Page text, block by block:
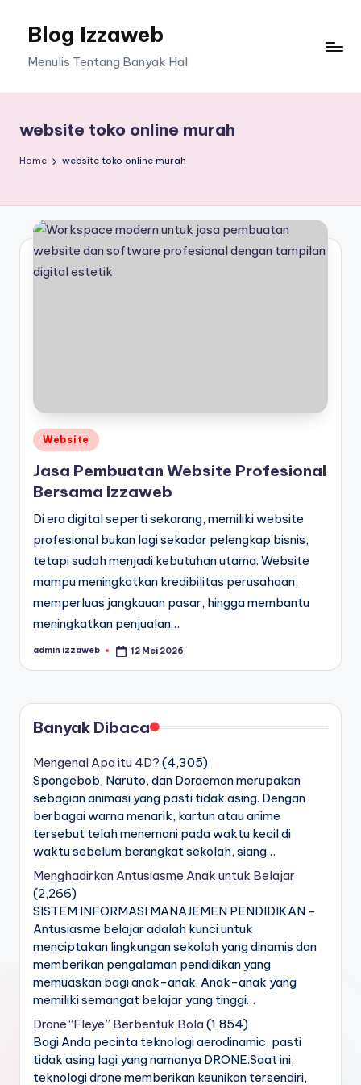
Blog Izzaweb
Menulis Tentang Banyak Hal
website toko online murah
Home website toko online murah
Posted
in
Website
Jasa Pembuatan Website Profesional
Bersama Izzaweb
Di era digital seperti sekarang, memiliki website
profesional bukan lagi sekadar pelengkap bisnis,
tetapi sudah menjadi kebutuhan utama. Website
mampu meningkatkan kredibilitas perusahaan,
memperluas jangkauan pasar, hingga membantu
meningkatkan penjualan…
Posted
admin izzaweb 12 Mei 2026
Banyak Dibaca
Mengenal Apa itu 4D? (4,305)
Spongebob, Naruto, dan Doraemon merupakan
sebagian animasi yang pasti tidak asing. Dengan
berbagai warna menarik, kartun atau anime
tersebut telah menemani pada waktu kecil di
waktu sebelum berangkat sekolah, siang…
Menghadirkan Antusiasme Anak untuk Belajar
(2,266)
SISTEM INFORMASI MANAJEMEN PENDIDIKAN -
Antusiasme belajar adalah kunci untuk
menciptakan lingkungan sekolah yang dinamis dan
memberikan pengalaman pendidikan yang
memuaskan bagi anak-anak. Anak-anak yang
memiliki semangat belajar yang tinggi…
Drone “Fleye” Berbentuk Bola(1,854)
Bagi Anda pecinta teknologi aerodinamic, pasti
tidak asing lagi yang namanya DRONE.Saat ini,
teknologi drone memberikan keunikan tersendiri,